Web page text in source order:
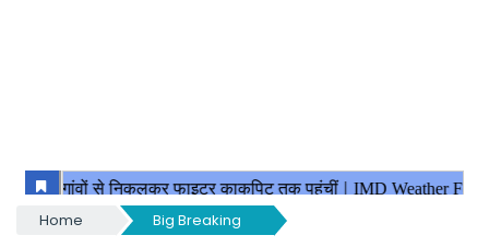
Home Big Breaking